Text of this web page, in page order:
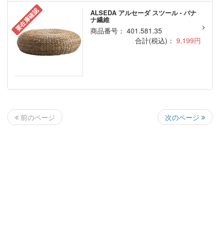
要在庫確認 ALSEDA アルセーダ スツール - バナ
ナ繊維
商品番号： 401.581.35
合計(税込)： 9,199円
前のページ 次のページ